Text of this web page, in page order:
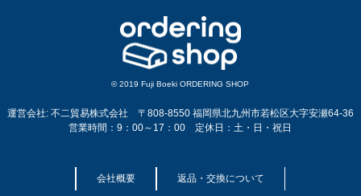
© 2019 Fuji Boeki ORDERING SHOP
運営会社: 不二貿易株式会社 〒808-8550 福岡県北九州市若松区大字安瀬64-36
営業時間：9：00～17：00 定休日：土・日・祝日
会社概要 返品・交換について